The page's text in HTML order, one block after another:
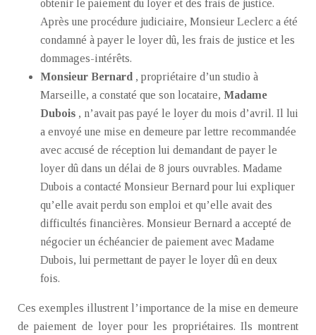
obtenir le paiement du loyer et des frais de justice.
Après une procédure judiciaire, Monsieur Leclerc a été
condamné à payer le loyer dû, les frais de justice et les
dommages-intérêts.
Monsieur Bernard , propriétaire d’un studio à
Marseille, a constaté que son locataire, Madame
Dubois , n’avait pas payé le loyer du mois d’avril. Il lui
a envoyé une mise en demeure par lettre recommandée
avec accusé de réception lui demandant de payer le
loyer dû dans un délai de 8 jours ouvrables. Madame
Dubois a contacté Monsieur Bernard pour lui expliquer
qu’elle avait perdu son emploi et qu’elle avait des
difficultés financières. Monsieur Bernard a accepté de
négocier un échéancier de paiement avec Madame
Dubois, lui permettant de payer le loyer dû en deux
fois.
Ces exemples illustrent l’importance de la mise en demeure
de paiement de loyer pour les propriétaires. Ils montrent